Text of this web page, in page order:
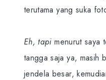
terutama yang suka
Eh, tapimenurut saya
tangga saja ya, masih
jendela besar,